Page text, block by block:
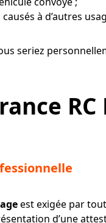
à d’autres
seriez
est exigée par
d’une